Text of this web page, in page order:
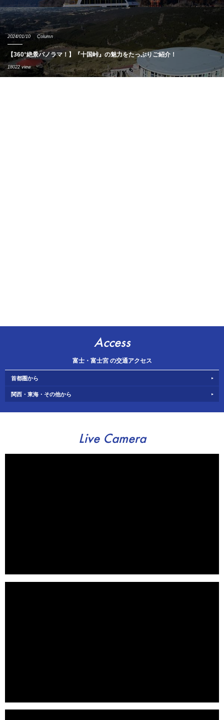
2024/01/10 Column
【360°絶景パノラマ！】『十国峠』の魅力をたっぷりご紹介！
18022 view
Access
富士・富士宮 の交通アクセス
首都圏から
関西・東海・その他から
Live Camera